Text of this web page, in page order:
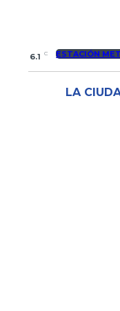
6.1 C ESTACIÓN
LA